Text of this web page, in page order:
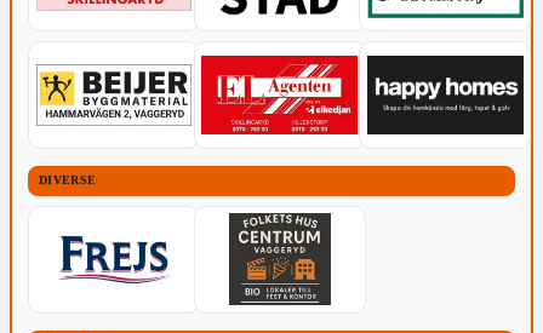
DIVERSE